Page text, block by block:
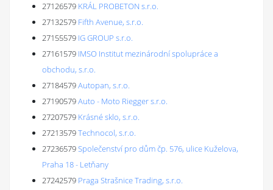
27126579 KRÁL PROBETON s.r.o.
27132579 Fifth Avenue, s.r.o.
27155579 IG GROUP s.r.o.
27161579 IMSO Institut mezinárodní spolupráce a
obchodu, s.r.o.
27184579Autopan, s.r.o.
27190579Auto - Moto Riegger s.r.o.
27207579 Krásné sklo, s.r.o.
27213579Technocol, s.r.o.
27236579Společenství pro dům čp. 576, ulice Kuželova,
Praha 18 - Letňany
27242579 Praga Strašnice Trading, s.r.o.